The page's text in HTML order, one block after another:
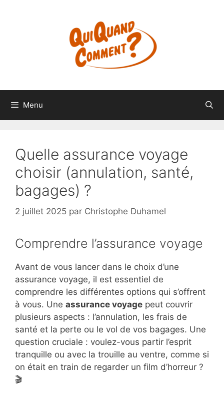
Menu
Quelle assurance voyage
choisir (annulation, santé,
bagages) ?
2 juillet 2025 par Christophe Duhamel
Comprendre l’assurance voyage
Avant de vous lancer dans le choix d’une
assurance voyage, il est essentiel de
comprendre les différentes options qui s’offrent
à vous. Une assurance voyage peut couvrir
plusieurs aspects : l’annulation, les frais de
santé et la perte ou le vol de vos bagages. Une
question cruciale : voulez-vous partir l’esprit
tranquille ou avec la trouille au ventre, comme si
on était en train de regarder un film d’horreur ?
🎬